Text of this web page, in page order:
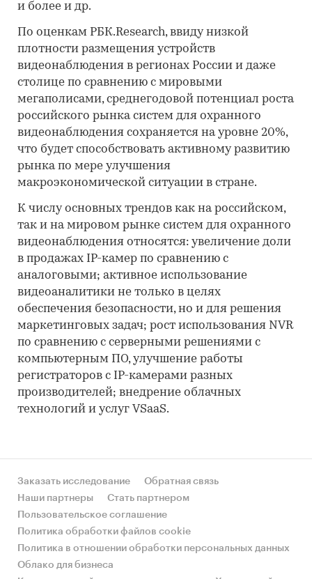
и более и др.
По оценкам РБК.Research, ввиду низкой
плотности размещения устройств
видеонаблюдения в регионах России и даже
столице по сравнению с мировыми
мегаполисами, среднегодовой потенциал роста
российского рынка систем для охранного
видеонаблюдения сохраняется на уровне 20%,
что будет способствовать активному развитию
рынка по мере улучшения
макроэкономической ситуации в стране.
К числу основных трендов как на российском,
так и на мировом рынке систем для охранного
видеонаблюдения относятся: увеличение доли
в продажах IP-камер по сравнению с
аналоговыми; активное использование
видеоаналитики не только в целях
обеспечения безопасности, но и для решения
маркетинговых задач; рост использования NVR
по сравнению с серверными решениями с
компьютерным ПО, улучшение работы
регистраторов с IP-камерами разных
производителей; внедрение облачных
технологий и услуг VSaaS.
Заказать исследование
Обратная связь
Наши партнеры
Стать партнером
Пользовательское соглашение
Политика обработки файлов cookie
Политика в отношении обработки персональных данных
Облако для бизнеса